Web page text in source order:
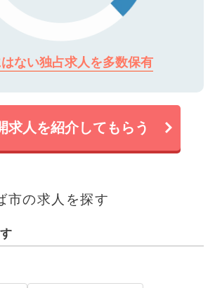
ない独占求人を多数保有
求人を紹介してもらう
市の求人を探す